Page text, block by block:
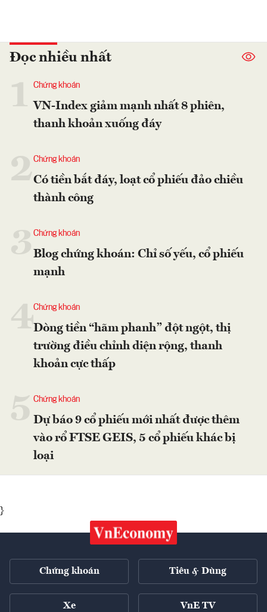
Đọc nhiều nhất
Chứng khoán
VN-Index giảm mạnh nhất 8 phiên,
thanh khoản xuống đáy
2Chứng khoán
Có tiền bắt đáy, loạt cổ phiếu đảo chiều
thành công
Chứng khoán
Blog chứng khoán: Chỉ số yếu, cổ phiếu
mạnh
4Chứng khoán
Dòng tiền “hãm phanh” đột ngột, thị
trường điều chỉnh diện rộng, thanh
khoản cực thấp
Chứng khoán
Dự báo 9 cổ phiếu mới nhất được thêm
vào rổ FTSE GEIS, 5 cổ phiếu khác bị
loại
}
Chứng khoán Tiêu & Dùng
Xe VnE TV